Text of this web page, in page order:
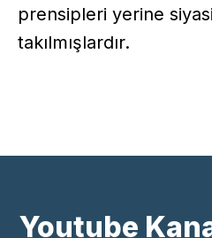
prensipleri yerine
takılmışlardır.
Youtube